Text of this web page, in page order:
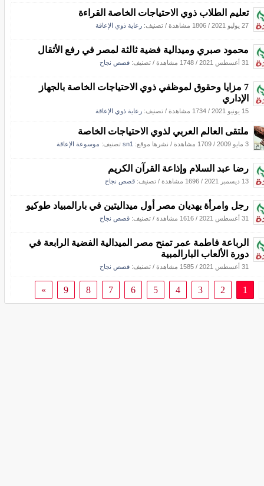
تعليم الطلاب ذوي الاحتياجات الخاصة القراءة
27 يوليو 2021 / 1806 مشاهدة / تصنيف: رعاية ذوي الإعاقة
محمود صبري وميدالية فضية ثالثة لمصر في رفع الأثقال
31 أغسطس 2021 / 1748 مشاهدة / تصنيف: قصص نجاح
7 مزايا وحقوق لموظفي ذوي الاحتياجات الخاصة بالجهاز
الإداري
15 يونيو 2021 / 1734 مشاهدة / تصنيف: رعاية ذوي الإعاقة
ملتقى العالم العربي لذوي الاحتياجات الخاصة
3 مايو 2009 / 1709 مشاهدة / نشرها موقع: sn1 تصنيف: موسوعة الإعاقة
رضا عبد السلام وإذاعة القرآن الكريم
13 ديسمبر 2021 / 1696 مشاهدة / تصنيف: قصص نجاح
رجل وامرأة يهديان مصر أول ميداليتين في بارالمبياد طوكيو
31 أغسطس 2021 / 1616 مشاهدة / تصنيف: قصص نجاح
الرباعة فاطمة عمر تمنح مصر الميدالية الفضية الرابعة في
دورة الألعاب البارالمبية
31 أغسطس 2021 / 1585 مشاهدة / تصنيف: قصص نجاح
1
2
3
4
5
6
7
8
9
»